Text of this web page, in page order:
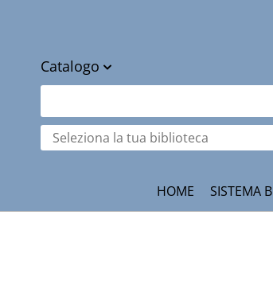
Catalogo
cambia
Seleziona
la
HOME SISTEMA